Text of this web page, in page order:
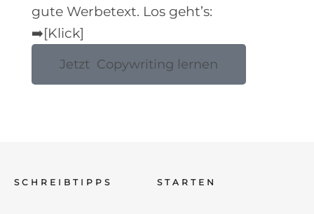
gute Werbetext. Los geht’s:
➡️[Klick]
Jetzt Copywriting lernen
SCHREIBTIPPS STARTEN